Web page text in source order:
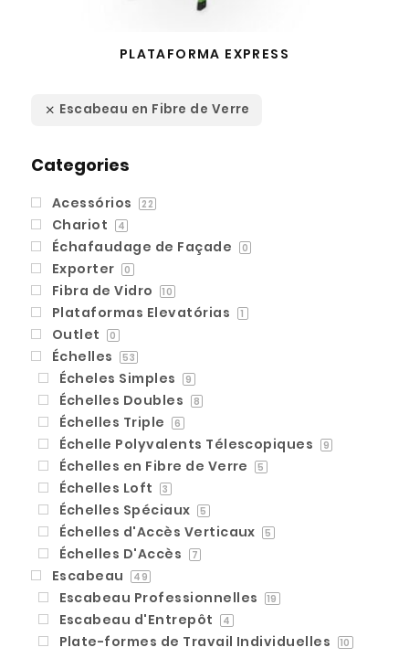
PLATAFORMA EXPRESS
Escabeau en Fibre de Verre
Categories
Acessórios 22
Chariot 4
Échafaudage de Façade 0
Exporter 0
Fibra de Vidro 10
Plataformas Elevatórias 1
Outlet 0
Échelles 53
Écheles Simples 9
Échelles Doubles 8
Échelles Triple 6
Échelle Polyvalents Télescopiques 9
Échelles en Fibre de Verre 5
Échelles Loft 3
Échelles Spéciaux 5
Échelles d'Accès Verticaux 5
Échelles D'Accès 7
Escabeau 49
Escabeau Professionnelles 19
Escabeau d'Entrepôt 4
Plate-formes de Travail Individuelles 10